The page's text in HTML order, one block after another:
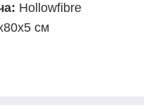
Hollowfibre
см